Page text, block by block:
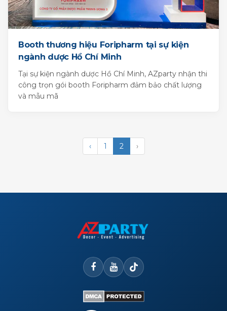
Booth thương hiệu Foripharm tại sự kiện
ngành dược Hồ Chí Minh
Tại sự kiện ngành dược Hồ Chí Minh, AZparty nhận thi
công trọn gói booth Foripharm đảm bảo chất lượng
và mẫu mã
‹ 1 2 ›